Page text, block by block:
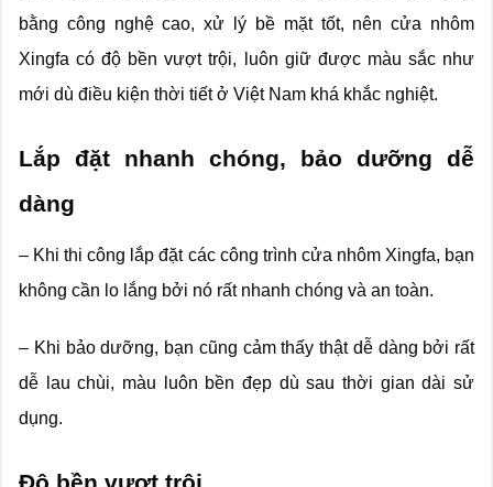
bằng công nghệ cao, xử lý bề mặt tốt, nên cửa nhôm
Xingfa có độ bền vượt trội, luôn giữ được màu sắc như
mới dù điều kiện thời tiết ở Việt Nam khá khắc nghiệt.
Lắp đặt nhanh chóng, bảo dưỡng dễ
dàng
– Khi thi công lắp đặt các công trình cửa nhôm Xingfa, bạn
không cần lo lắng bởi nó rất nhanh chóng và an toàn.
– Khi bảo dưỡng, bạn cũng cảm thấy thật dễ dàng bởi rất
dễ lau chùi, màu luôn bền đẹp dù sau thời gian dài sử
dụng.